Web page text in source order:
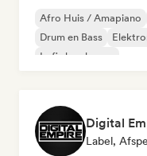
Afro Huis / Amapiano
Drum en Bass
Lofi slaapkamer
Digital
Label,